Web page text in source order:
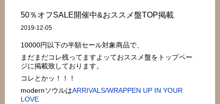
50％オフSALE開催中&おススメ盤TOP掲載
2019-12-05
10000円以下の半額セール対象商品で、
まだまだコレ残ってますよッておススメ盤をトップペー
ジに掲載致しております。
コレとかッ！！！
modernソウルはARRIVALS/WRAPPEN UP IN YOUR
LOVE